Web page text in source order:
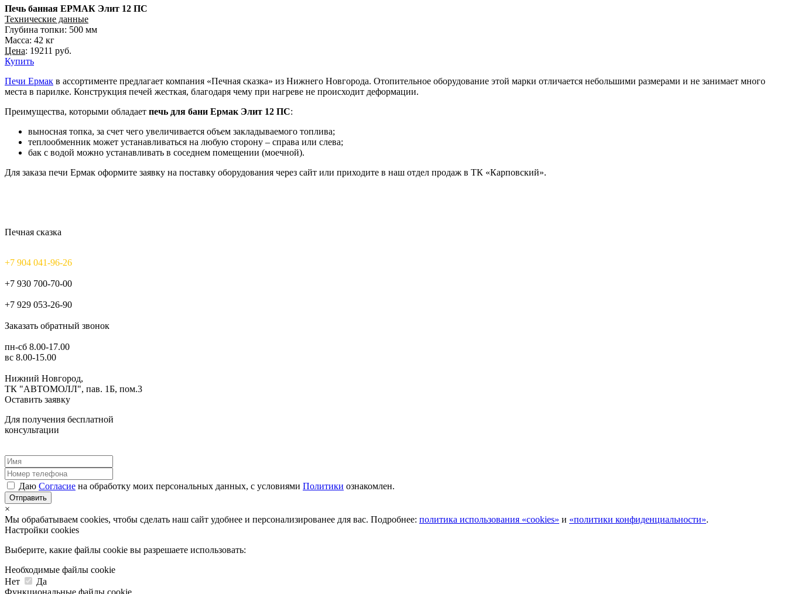
Печь банная ЕРМАК Элит 12 ПС
Технические данные
Глубина топки: 500 мм
Масса: 42 кг
Цена: 19211 руб.
Купить
Печи Ермак в ассортименте предлагает компания «Печная сказка» из Нижнего Новгорода. Отопительное оборудование этой марки отличается небольшими размерами и не занимает много
места в парилке. Конструкция печей жесткая, благодаря чему при нагреве не происходит деформации.
Преимущества, которыми обладает печь для бани Ермак Элит 12 ПС:
выносная топка, за счет чего увеличивается объем закладываемого топлива;
теплообменник может устанавливаться на любую сторону – справа или слева;
бак с водой можно устанавливать в соседнем помещении (моечной).
Для заказа печи Ермак оформите заявку на поставку оборудования через сайт или приходите в наш отдел продаж в ТК «Карповский».
Печная сказка
+7 904 041-96-26
+7 930 700-70-00
+7 929 053-26-90
Заказать обратный звонок
пн-сб 8.00-17.00
вс 8.00-15.00
Нижний Новгород,
ТК "АВТОМОЛЛ", пав. 1Б, пом.3
Оставить заявку
Для получения бесплатной
консультации
Даю Согласие на обработку моих персональных данных, с условиями Политики ознакомлен.
Отправить
×
Мы обрабатываем cookies, чтобы сделать наш сайт удобнее и персонализированее для вас. Подробнее: политика использования «cookies» и «политики конфиденциальности».
Настройки cookies
Выберите, какие файлы cookie вы разрешаете использовать:
Необходимые файлы cookie
Нет
Да
Функциональные файлы cookie